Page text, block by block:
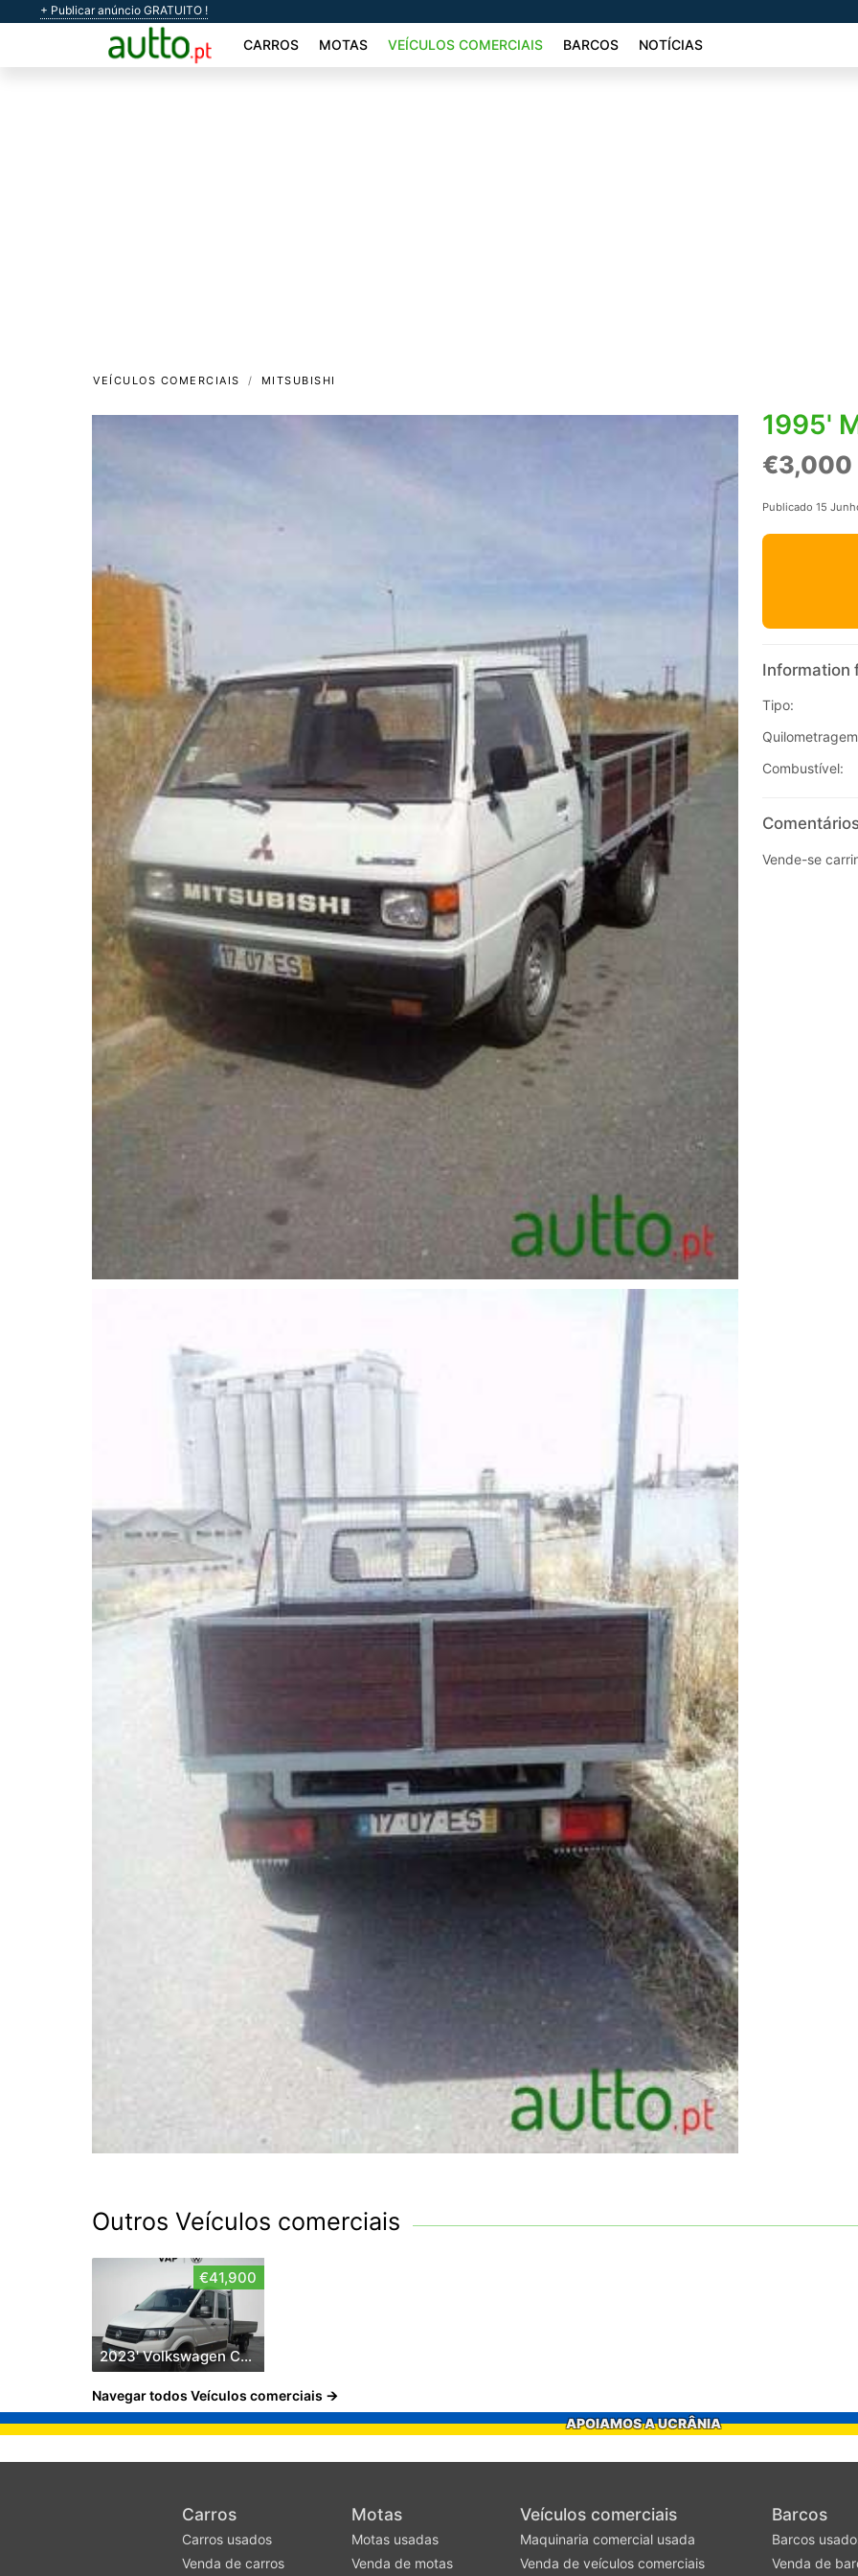
+ Publicar anúncio GRATUITO !
CARROS MOTAS VEÍCULOS COMERCIAIS BARCOS NOTÍCIAS
VEÍCULOS COMERCIAIS MITSUBISHI
1995'
€3,000
Publicado 15
Information
Tipo:
Combustível:
Vende-se
Outros Veículos comerciais
€41,900
2023' Volkswagen Crafter 35 CCb Dpl L4 2.0TDI
Navegar todos Veículos comerciais
APOIAMOS A UCRÂNIA
Carros
Carros usados
Venda de carros
Motas
Motas usadas
Venda de motas
Veículos comerciais
Maquinaria comercial usada
Venda de veículos comerciais
Barcos
Barcos
Venda de